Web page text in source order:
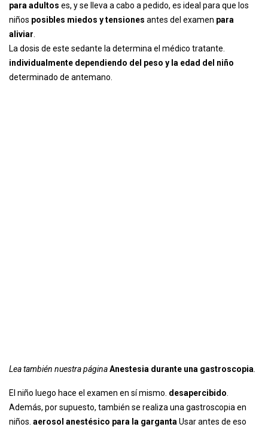
para adultos es, y se lleva a cabo a pedido, es ideal para que los
niños posibles miedos y tensiones antes del examen para
aliviar
La dosis de este sedante la determina el médico tratante.
individualmente dependiendo del peso y la edad del niño
determinado de antemano.
Lea también nuestra páginaAnestesia durante una gastroscopia
El niño luego hace el examen en sí mismo. desapercibido
Además, por supuesto, también se realiza una gastroscopia en
niños. aerosol anestésico para la garganta Usar antes de eso